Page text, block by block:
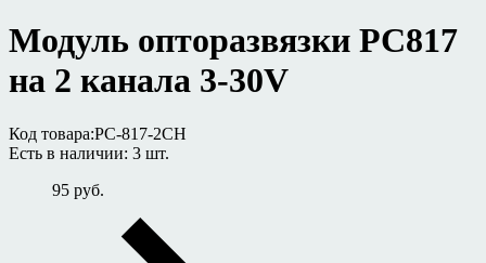
Модуль опторазвязки PC817
на 2 канала 3-30V
Код товара:PC-817-2CH
Есть в наличии: 3 шт.
95 руб.